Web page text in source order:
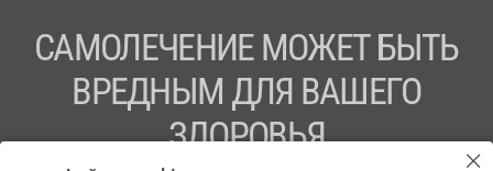
САМОЛЕЧЕНИЕ МОЖЕТ БЫТЬ
ВРЕДНЫМ ДЛЯ ВАШЕГО
ЗДОРОВЬЯ